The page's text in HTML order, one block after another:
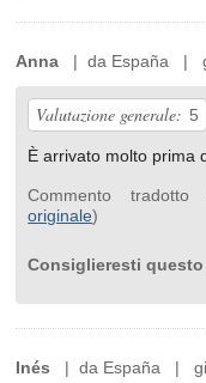
Anna | da España |
Valutazione generale: 5
È arrivato molto prima
Commento tradotto
originale)
Consiglieresti
Inés | da España |